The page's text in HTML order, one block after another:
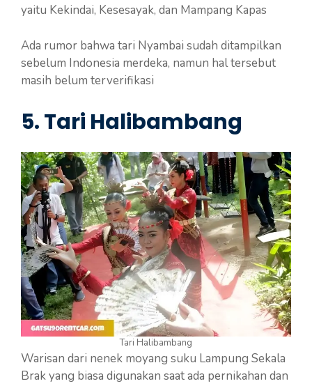
yaitu Kekindai, Kesesayak, dan Mampang Kapas
Ada rumor bahwa tari Nyambai sudah ditampilkan
sebelum Indonesia merdeka, namun hal tersebut
masih belum terverifikasi
5.Tari Halibambang
Tari Halibambang
Warisan dari nenek moyang suku Lampung Sekala
Brak yang biasa digunakan saat ada pernikahan dan